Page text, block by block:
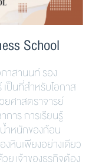
School
าสานนท์ รอง
ป็นที่สำหรับโอกาส
ยศาสตราจารย์
าร การเรียนรู้
น้ำหนักของก้อน
หินเพียงอย่างเดียว